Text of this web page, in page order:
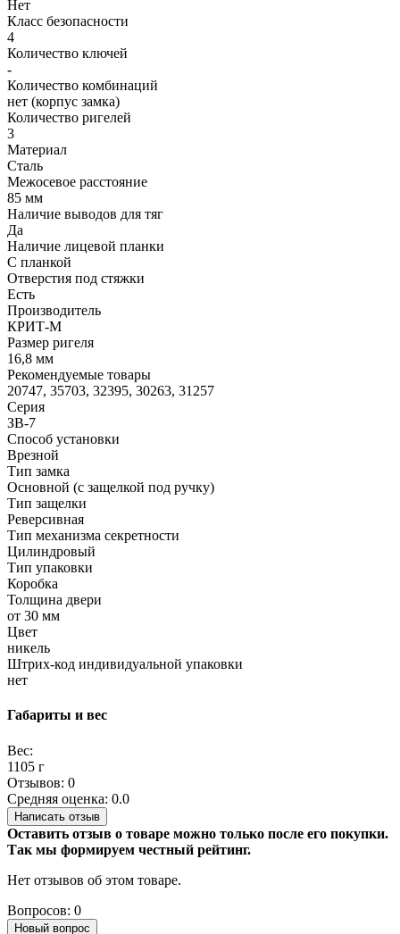
Нет
Класс безопасности
4
Количество ключей
-
Количество комбинаций
нет (корпус замка)
Количество ригелей
3
Материал
Сталь
Межосевое расстояние
85 мм
Наличие выводов для тяг
Да
Наличие лицевой планки
С планкой
Отверстия под стяжки
Есть
Производитель
КРИТ-М
Размер ригеля
16,8 мм
Рекомендуемые товары
20747, 35703, 32395, 30263, 31257
Серия
ЗВ-7
Способ установки
Врезной
Тип замка
Основной (с защелкой под ручку)
Тип защелки
Реверсивная
Тип механизма секретности
Цилиндровый
Тип упаковки
Коробка
Толщина двери
от 30 мм
Цвет
никель
Штрих-код индивидуальной упаковки
нет
Габариты и вес
Вес:
1105 г
Отзывов: 0
Средняя оценка: 0.0
Написать отзыв
Оставить отзыв о товаре можно только после его покупки.
Так мы формируем честный рейтинг.
Нет отзывов об этом товаре.
Вопросов: 0
Новый вопрос